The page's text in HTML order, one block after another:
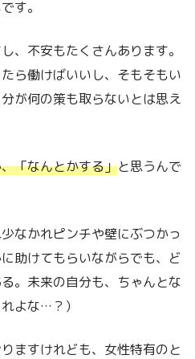
す。
、不安もたくさんあります。
ら働けばいいし、そもそもい
が何の策も取らないとは思え
「なんとかする」と思うんで
なかれピンチや壁にぶつかっ
助けてもらいながらでも、ど
。未来の自分も、ちゃんとな
よな…？）
ますけれども、女性特有のと